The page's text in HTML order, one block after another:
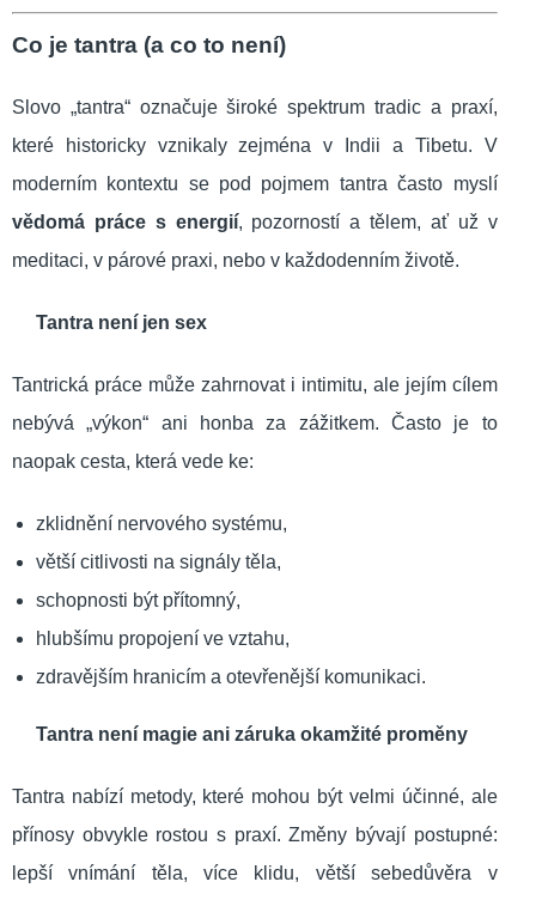
Co je tantra (a co to není)
Slovo „tantra“ označuje široké spektrum tradic a praxí,
které historicky vznikaly zejména v Indii a Tibetu. V
moderním kontextu se pod pojmem tantra často myslí
vědomá práce s energií, pozorností a tělem, ať už v
meditaci, v párové praxi, nebo v každodenním životě.
Tantra není jen sex
Tantrická práce může zahrnovat i intimitu, ale jejím cílem
nebývá „výkon“ ani honba za zážitkem. Často je to
naopak cesta, která vede ke:
zklidnění nervového systému,
větší citlivosti na signály těla,
schopnosti být přítomný,
hlubšímu propojení ve vztahu,
zdravějším hranicím a otevřenější komunikaci.
Tantra není magie ani záruka okamžité proměny
Tantra nabízí metody, které mohou být velmi účinné, ale
přínosy obvykle rostou s praxí. Změny bývají postupné:
lepší vnímání těla, více klidu, větší sebedůvěra v